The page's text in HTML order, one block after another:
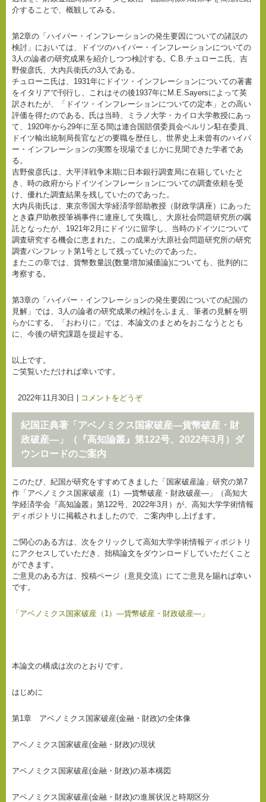
介することで、概観してみる。
第2章の「ハイパー・インフレーションの発生要因についての諸説の
検討」においては、ドイツのハイパー・インフレーションについての
3人の論者の研究成果を紹介しつつ検討する。C.B.チュローニ氏、吉
野俊彦氏、大内兵衛氏の3人である。
チュローニ氏は、1931年にドイツ・インフレーションについての著書
をイタリアで刊行し、これはその後1937年にM.E.Sayersによって英
訳されたが、「ドイツ・インフレーションについての定本」との高い
評価を得たのである。氏は当時、ミラノ大学・カイロ大学教授にあっ
て、1920年から29年に至る間は連合国賠償委員会ベルリン駐在委員、
ドイツ輸出統制局長官などの要職を歴任し、世界史上未曾有のハイパ
ー・インフレーションの実際を現場でまじかに見聞できた学者であ
る。
吉野俊彦氏は、大平洋戦争末期に日本銀行調査局に在籍していたと
き、時の政府からドイツインフレーションについての調査依頼を受
け、優れた調査結果を残していたのであった。
大内兵衛氏は、東京帝国大学経済学部助教授（財政学講座）にあった
とき森戸助教授筆禍事件に連座して失職し、大原社会問題研究所の嘱
託となったが、1921年2月にドイツに留学し、当時のドイツについて
調査研究する機会に恵まれた。この成果が大原社会問題研究所の研究
調査パンフレット第1号として残っていたのであった。
またこの章では、貨幣数量説(数量増加減価論)についても、批判的に
考察する。
第3章の「ハイパー・インフレーションの発生要因についての紀国の
見解」では、3人の論者の研究成果の検討をふまえ、筆者の見解を明
らかにする。「おわりに」では、本論文のまとめをおこなうととも
に、今後の研究課題を提起する。
以上です。
ご笑覧いただければ幸いです。
2022年11月30日 コメントをどうぞ
紀国正典著「アベノミクス国家破産―貨幣破産・財
政破産―」（『高知論叢』第122号、2022年3月）ダ
ウンロードのご案内
このたび、紀国が研究をすすめてきました「国家破産論」研究の第7
作「アベノミクス国家破産（1）―貨幣破産・財政破産―」（高知大
学経済学会『高知論叢』第122号、2022年3月）が、高知大学学術情報
ディポジトリに掲載されましたので、ご案内申し上げます。
ご関心のある方は、次をクリックして高知大学学術情報ディポジトリ
にアクセスしていただき、拙稿論文をダウンロードしていただくこと
ができます。
ご意見のある方は、投稿ページ（意見交流）にてご意見を賜れば幸い
です。
「アベノミクス国家破産（1）―貨幣破産・財政破産―」
本論文の構成は次のとおりです。
はじめに
第1章 アベノミクス国家破産(金融・財政)の全体像
アベノミクス国家破産(金融・財政)の現状
アベノミクス国家破産(金融・財政)の基本構図
アベノミクス国家破産(金融・財政)の進展状況と時期区分